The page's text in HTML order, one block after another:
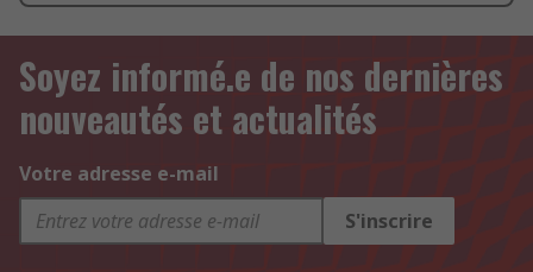
Soyez informé.e de nos dernières
nouveautés et actualités
Votre adresse e-mail
S'inscrire